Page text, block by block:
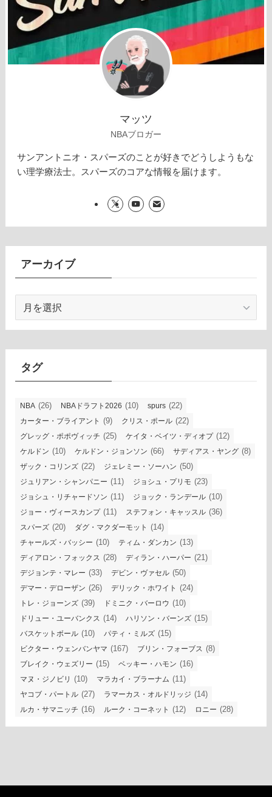
マッツ
NBAブロガー
サンアントニオ・スパーズのことが好きでどうしようもな
い理学療法士。スパーズのコアな情報を届けます。
アーカイブ
カ
イ
タグ
NBA (26) NBAドラフト2026 (10) spurs (22)
カーター・ブライアント (9) クリス・ポール (22)
グレッグ・ポポヴィッチ (25) ケイタ・ベイツ・ディオプ(12)
ケルドン (10) ケルドン・ジョンソン (66) サディアス・ヤング (8)
ザック・コリンズ (22) ジェレミー・ソーハン (50)
ジュリアン・シャンパニー (11) ジョシュ・プリモ (23)
ジョシュ・リチャードソン (11) ジョック・ランデール (10)
ジョー・ヴィースカンプ(11) ステフォン・キャッスル (36)
スパーズ (20) ダグ・マクダーモット (14)
チャールズ・バッシー (10) ティム・ダンカン (13)
ディアロン・フォックス (28) ディラン・ハーパー (21)
デジョンテ・マレー (33) デビン・ヴァセル (50)
デマー・デローザン (26) デリック・ホワイト (24)
トレ・ジョーンズ (39) ドミニク・バーロウ (10)
ドリュー・ユーバンクス (14) ハリソン・バーンズ (15)
バスケットボール (10) パティ・ミルズ (15)
ビクター・ウェンバンヤマ (167) ブリン・フォーブス (8)
ブレイク・ウェズリー (15) ベッキー・ハモン (16)
マヌ・ジノビリ (10) マラカイ・ブラーナム (11)
ヤコブ・パートル (27) ラマーカス・オルドリッジ (14)
ルカ・サマニッチ (16) ルーク・コーネット (12) ロニー (28)